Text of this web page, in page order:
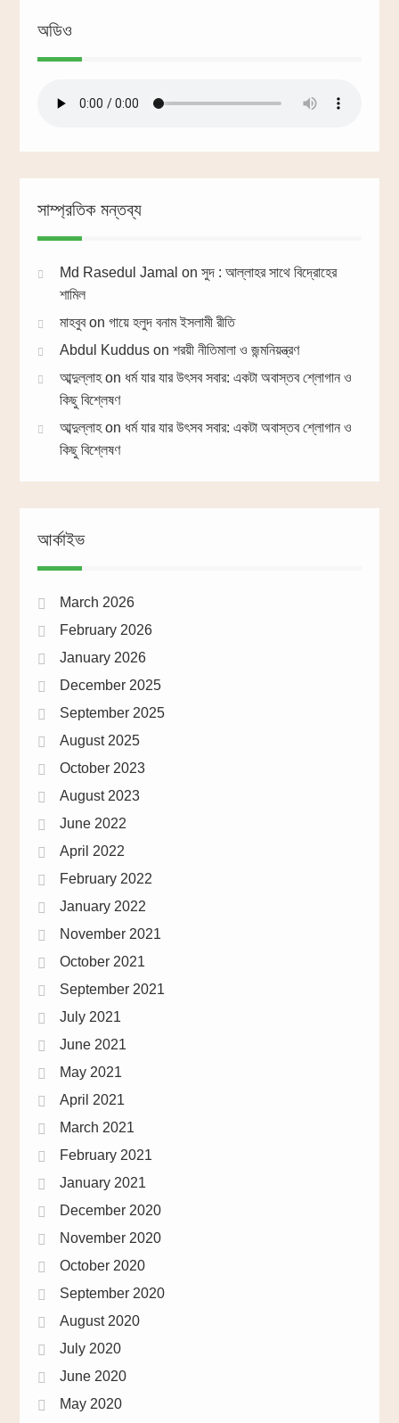
অডিও
সাম্প্রতিক মন্তব্য
Md Rasedul Jamal on সুদ : আল্লাহর সাথে বিদ্রোহের
শামিল
মাহবুবon গায়ে হলুদ বনাম ইসলামী রীতি
Abdul Kudduson শরয়ী নীতিমালা ও জন্মনিয়ন্ত্রণ
আব্দুল্লাহon ধর্ম যার যার উৎসব সবার: একটা অবাস্তব শ্লোগান ও
কিছু বিশ্লেষণ
আব্দুল্লাহon ধর্ম যার যার উৎসব সবার: একটা অবাস্তব শ্লোগান ও
কিছু বিশ্লেষণ
আর্কাইভ
March 2026
February 2026
January 2026
December 2025
September 2025
August 2025
October 2023
August 2023
June 2022
April 2022
February 2022
January 2022
November 2021
October 2021
September 2021
July 2021
June 2021
May 2021
April 2021
March 2021
February 2021
January 2021
December 2020
November 2020
October 2020
September 2020
August 2020
July 2020
June 2020
May 2020